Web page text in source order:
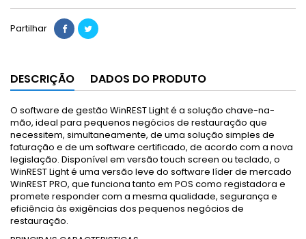
Partilhar
DESCRIÇÃO DADOS DO PRODUTO
O software de gestão WinREST Light é a solução chave-na-
mão, ideal para pequenos negócios de restauração que
necessitem, simultaneamente, de uma solução simples de
faturação e de um software certificado, de acordo com a nova
legislação. Disponível em versão touch screen ou teclado, o
WinREST Light é uma versão leve do software líder de mercado
WinREST PRO, que funciona tanto em POS como registadora e
promete responder com a mesma qualidade, segurança e
eficiência às exigências dos pequenos negócios de
restauração.